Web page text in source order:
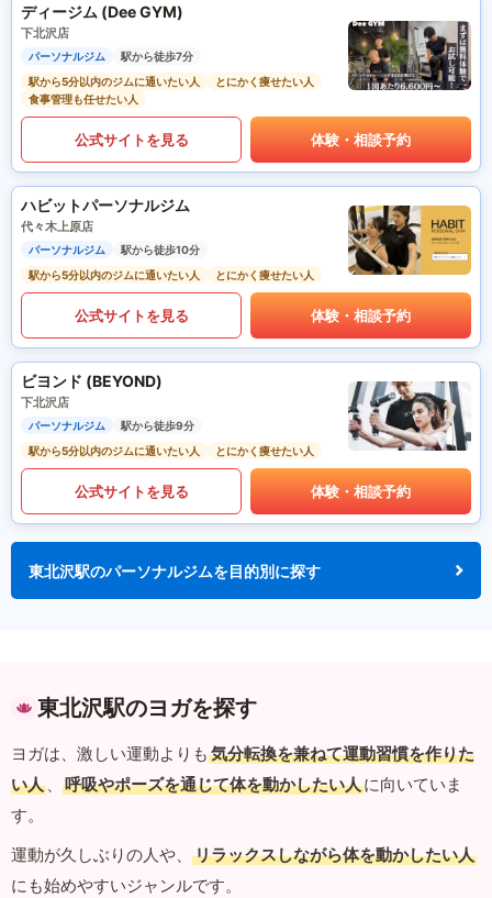
ディージム (Dee GYM)
下北沢店
パーソナルジム
駅から徒歩7分
駅から5分以内のジムに通いたい人
とにかく痩せたい人
食事管理も任せたい人
公式サイトを見る 体験・相談予約
ハビットパーソナルジム
代々木上原店
パーソナルジム
駅から徒歩10分
駅から5分以内のジムに通いたい人
とにかく痩せたい人
公式サイトを見る 体験・相談予約
ビヨンド (BEYOND)
下北沢店
パーソナルジム
駅から徒歩9分
駅から5分以内のジムに通いたい人
とにかく痩せたい人
公式サイトを見る 体験・相談予約
東北沢駅のパーソナルジムを目的別に探す
東北沢駅のヨガを探す
ヨガは、激しい運動よりも 気分転換を兼ねて運動習慣を作りた
い人 、 呼吸やポーズを通じて体を動かしたい人に向いていま
す。
運動が久しぶりの人や、
リラックスしながら体を動かしたい人
にも始めやすいジャンルです。